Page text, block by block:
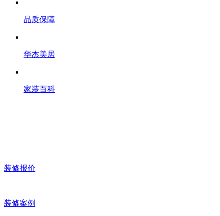
品质保障
华杰美居
家装百科
装修报价
装修案例